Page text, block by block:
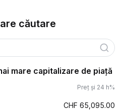
căutare
mare capitalizare de piață
Preț și 24 h%
CHF 65,095.00